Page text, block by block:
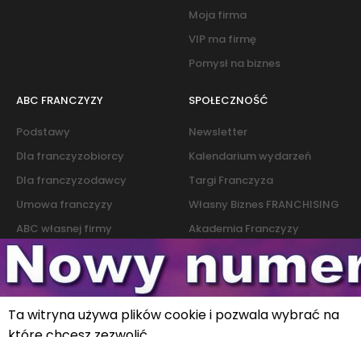
Moja firma
VIP ma firmę
Pomysł na biznes
ABC FRANCZYZY
Podstawy
Dla franczyzobiorcy
Dla franczyzodawcy
Umowa franczyzy
ABC własnej firmy
Słownik franczyzy i biznesu
SPOŁECZNOŚĆ
Newsletter
Kalendarium wydarzeń
Targi Franczyza
Własny Biznes FRANCHISING
Akademia Franczyzy
Marketing
Kontakt
Ta witryna używa plików cookie i pozwala wybrać na